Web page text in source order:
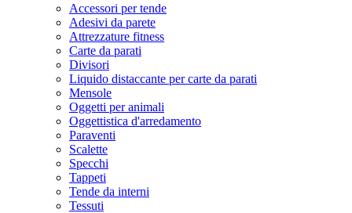
Accessori per tende
Adesivi da parete
Attrezzature fitness
Carte da parati
Divisori
Liquido distaccante per carte da parati
Mensole
Oggetti per animali
Oggettistica d'arredamento
Paraventi
Scalette
Specchi
Tappeti
Tende da interni
Tessuti